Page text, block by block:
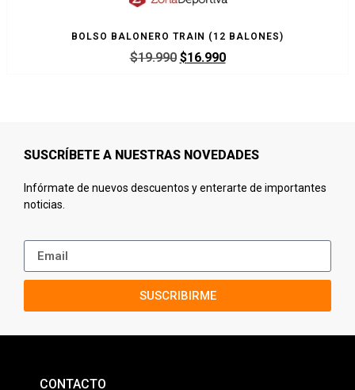
BOLSO BALONERO TRAIN (12 BALONES)
$19.990 $16.990
SUSCRÍBETE A NUESTRAS NOVEDADES
Infórmate de nuevos descuentos y enterarte de importantes
noticias.
SUSCRIBIRME
CONTACTO